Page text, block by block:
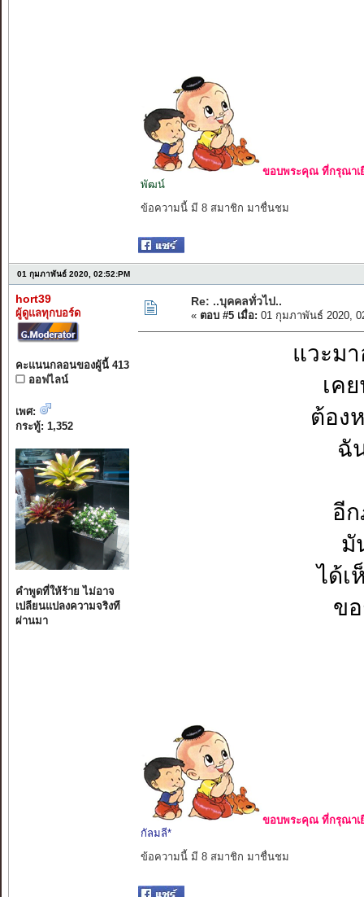
ขอบพระคุณ ที่กรุณาเ
พัฒน์
ข้อความนี้ มี 8 สมาชิก มาชื่นชม
01 กุมภาพันธ์ 2020, 02:52:PM
hort39
ผู้ดูแลทุกบอร์ด
คะแนนกลอนของผู้นี้ 413
ออฟไลน์
เพศ:
กระทู้: 1,352
คำพูดที่ให้ร้าย ไม่อาจ
เปลียนแปลงความจริงที
ผ่านมา
Re: ..บุคคลทั่วไป..
« ตอบ #5 เมื่อ: 01 กุมภาพันธ์ 2020,
แวะม
เค
ต้อง
ฉั
อี
มั
ได้เ
ข
ขอบพระคุณ ที่กรุณาเ
กัลมลี*
ข้อความนี้ มี 8 สมาชิก มาชื่นชม